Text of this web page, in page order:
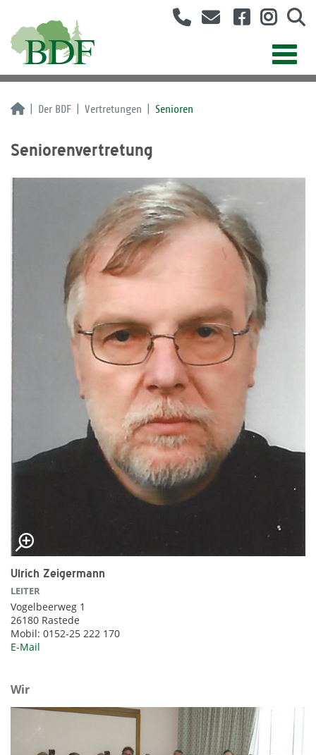
Der BDF Vertretungen Senioren
Seniorenvertretung
Ulrich Zeigermann
LEITER
Vogelbeerweg 1
26180 Rastede
Mobil: 0152-25 222 170
E-Mail
Wir